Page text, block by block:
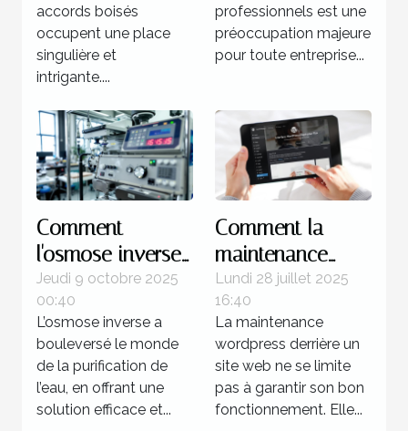
accords boisés
occupent une place
singulière et
intrigante....
professionnels est une
préoccupation majeure
pour toute entreprise...
Comment
l'osmose inverse
révolutionne la
purification de
l'eau ?
Jeudi 9 octobre 2025
00:40
L’osmose inverse a
bouleversé le monde
de la purification de
l’eau, en offrant une
solution efficace et...
Comment la
maintenance
WordPress peut
booster votre
SEO ?
Lundi 28 juillet 2025
16:40
La maintenance
wordpress derrière un
site web ne se limite
pas à garantir son bon
fonctionnement. Elle...